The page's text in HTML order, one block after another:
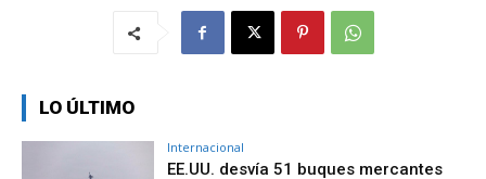
LO ÚLTIMO
Internacional
EE.UU. desvía 51 buques mercantes